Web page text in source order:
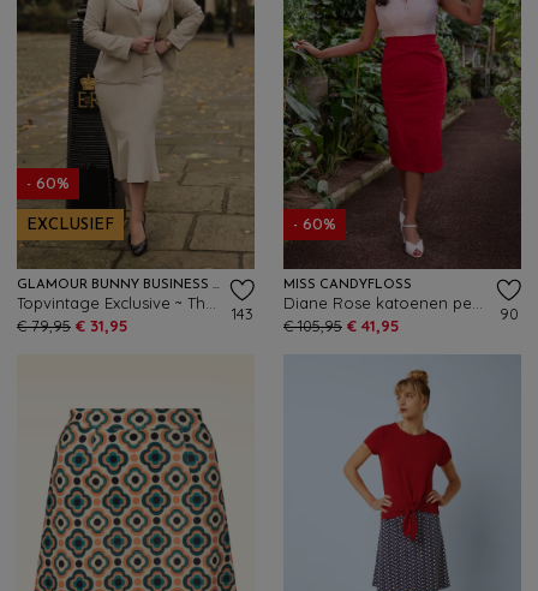
- 60%
EXCLUSIEF
GLAMOUR BUNNY BUSINESS BABE
€ 79,95 € 31,95
143
- 60%
MISS CANDYFLOSS
€ 105,95 € 41,95
90